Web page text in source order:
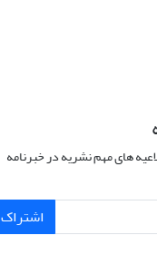
های مهم نشریه در خبرنامه
اشتراک